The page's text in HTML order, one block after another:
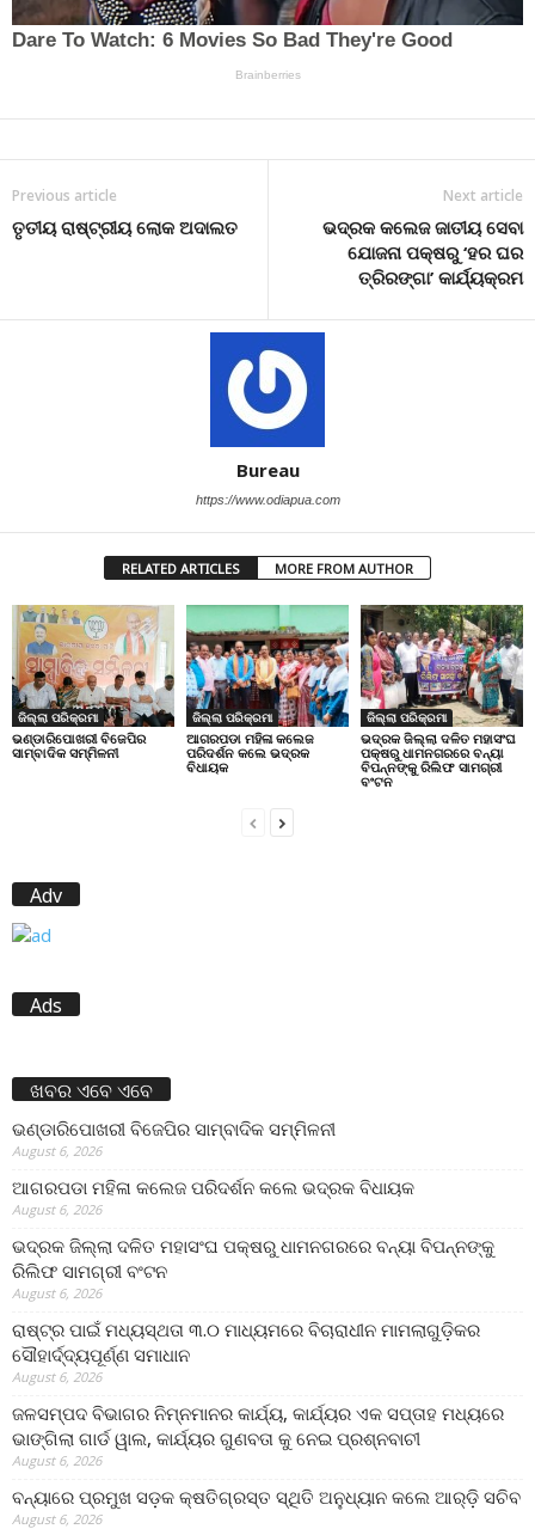
Previous article
ତୃତୀୟ ରାଷ୍ଟ୍ରୀୟ ଲୋକ ଅଦାଲତ
Next article
ଭଦ୍ରକ କଲେଜ ଜାତୀୟ ସେବା
ଯୋଜନା ପକ୍ଷରୁ ‘ହର ଘର
ତ୍ରିରଙ୍ଗା’ କାର୍ଯ୍ୟକ୍ରମ
Bureau
https://www.odiapua.com
RELATED ARTICLES MORE FROM AUTHOR
ଜିଲ୍ଲା ପରିକ୍ରମା
ଭଣ୍ଡାରିପୋଖରୀ ବିଜେପିର
ସାମ୍ବାଦିକ ସମ୍ମିଳନୀ
ଜିଲ୍ଲା ପରିକ୍ରମା
ଆଗରପଡା ମହିଳା କଲେଜ
ପରିଦର୍ଶନ କଲେ ଭଦ୍ରକ
ବିଧାୟକ
ଜିଲ୍ଲା ପରିକ୍ରମା
ଭଦ୍ରକ ଜିଲ୍ଲା ଦଳିତ ମହାସଂଘ
ପକ୍ଷରୁ ଧାମନଗରରେ ବନ୍ୟା
ବିପନ୍ନଙ୍କୁ ରିଲିଫ ସାମଗ୍ରୀ
ବଂଟନ
Adv
Ads
ଖବର ଏବେ ଏବେ
ଭଣ୍ଡାରିପୋଖରୀ ବିଜେପିର ସାମ୍ବାଦିକ ସମ୍ମିଳନୀ
August 6, 2026
ଆଗରପଡା ମହିଳା କଲେଜ ପରିଦର୍ଶନ କଲେ ଭଦ୍ରକ ବିଧାୟକ
August 6, 2026
ଭଦ୍ରକ ଜିଲ୍ଲା ଦଳିତ ମହାସଂଘ ପକ୍ଷରୁ ଧାମନଗରରେ ବନ୍ୟା ବିପନ୍ନଙ୍କୁ
ରିଲିଫ ସାମଗ୍ରୀ ବଂଟନ
August 6, 2026
ରାଷ୍ଟ୍ର ପାଇଁ ମଧ୍ୟସ୍ଥତା ୩.୦ ମାଧ୍ୟମରେ ବିଚାରାଧୀନ ମାମଲାଗୁଡ଼ିକର
ସୌହାର୍ଦ୍ଦ୍ୟପୂର୍ଣ୍ଣ ସମାଧାନ
August 6, 2026
ଜଳସମ୍ପଦ ବିଭାଗର ନିମ୍ନମାନର କାର୍ଯ୍ୟ, କାର୍ଯ୍ୟର ଏକ ସପ୍ତାହ ମଧ୍ୟରେ
ଭାଙ୍ଗିଲା ଗାର୍ଡ ୱାଲ, କାର୍ଯ୍ୟର ଗୁଣବତା କୁ ନେଇ ପ୍ରଶ୍ନବାଚୀ
August 6, 2026
ବନ୍ୟାରେ ପ୍ରମୁଖ ସଡ଼କ କ୍ଷତିଗ୍ରସ୍ତ ସ୍ଥିତି ଅନୁଧ୍ୟାନ କଲେ ଆର୍‌ଡ଼ି ସଚିବ
August 6, 2026